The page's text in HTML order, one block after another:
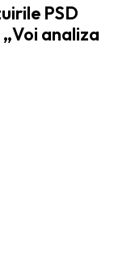
PSD
analiza